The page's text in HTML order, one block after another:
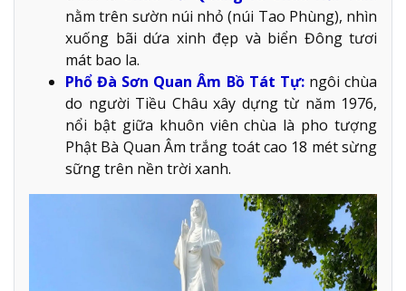
nằm trên sườn núi nhỏ (núi Tao Phùng), nhìn
xuống bãi dứa xinh đẹp và biển Đông tươi
mát bao la.
Phổ Đà Sơn Quan Âm Bồ Tát Tự: ngôi chùa
do người Tiều Châu xây dựng từ năm 1976,
nổi bật giữa khuôn viên chùa là pho tượng
Phật Bà Quan Âm trắng toát cao 18 mét sừng
sững trên nền trời xanh.